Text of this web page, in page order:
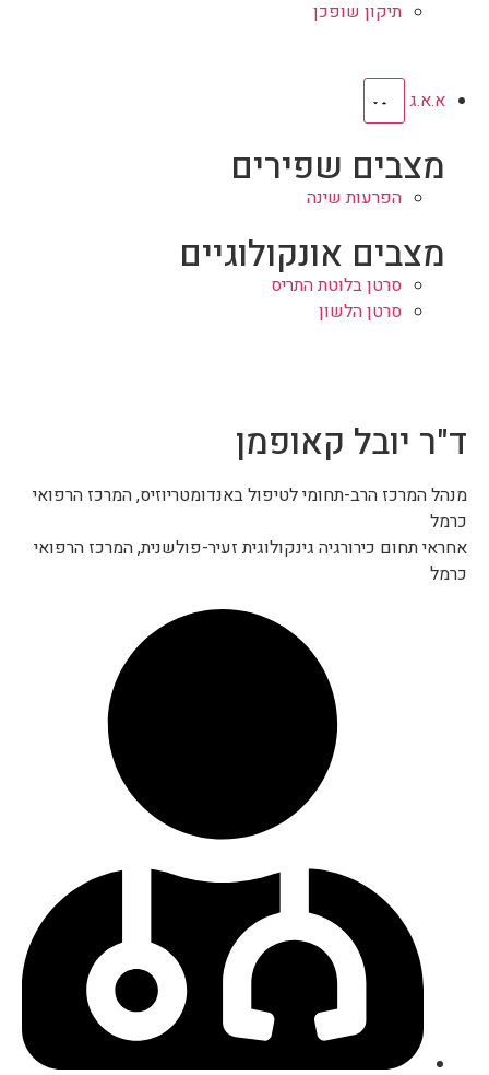
תיקון שופכן
א.א.ג
מצבים שפירים
הפרעות שינה
מצבים אונקולוגיים
סרטן בלוטת התריס
סרטן הלשון
ד"ר יובל קאופמן
מנהל המרכז הרב-תחומי לטיפול באנדומטריוזיס, המרכז הרפואי
כרמל
אחראי תחום כירורגיה גינקולוגית זעיר-פולשנית, המרכז הרפואי
כרמל